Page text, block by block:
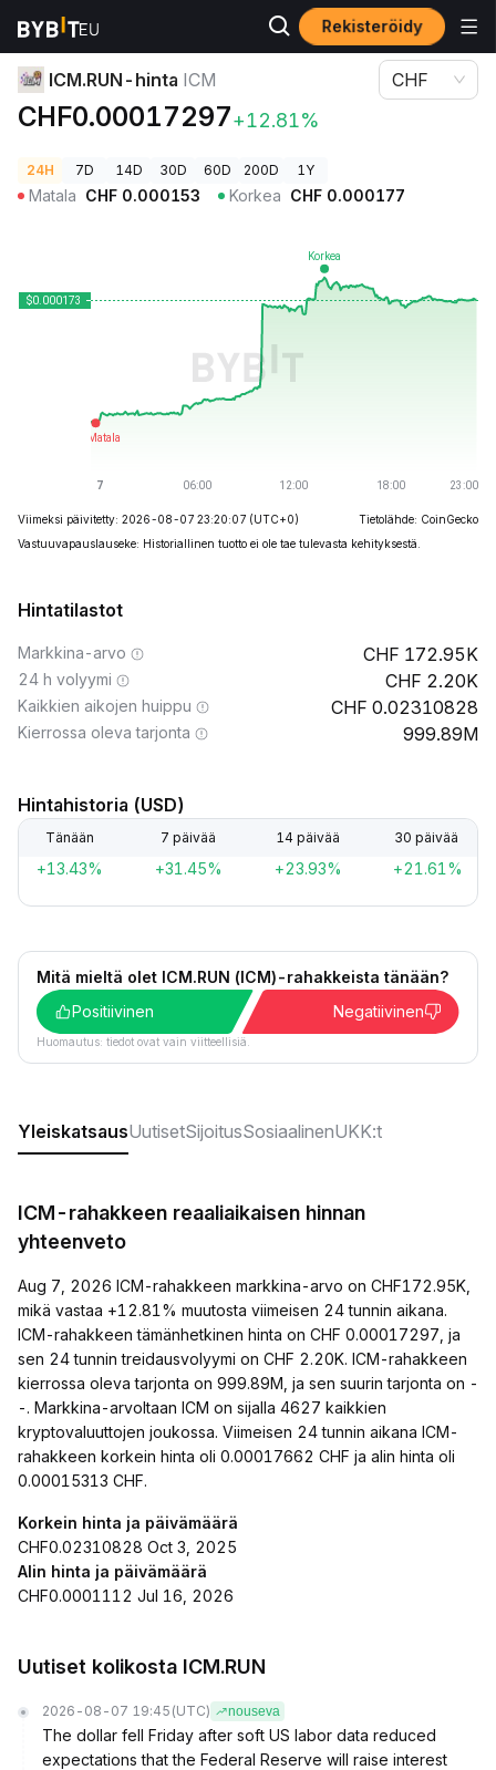
Rekisteröidy
Kryptohinnat
ICM.RUN-hinta ICM
CHF0.00017297+12.81%
CHF
24H 7D 14D 30D 60D 200D 1Y
Matala CHF 0.000153 Korkea CHF 0.000177
Viimeksi päivitetty: 2026-08-07 23:20:07 (UTC+0)
Tietolähde: CoinGecko
Vastuuvapauslauseke: Historiallinen tuotto ei ole tae tulevasta kehityksestä.
Hintatilastot
Markkina-arvo 172.95K
24 h volyymi 2.20K
Kaikkien aikojen huippu 0.02310828
Kierrossa oleva tarjonta 999.89M
Hintahistoria (USD)
Tänään 7 päivää 14 päivää 30 päivää
+13.43% +31.45% +23.93% +21.61%
Mitä mieltä olet ICM.RUN (ICM)-rahakkeista tänään?
Positiivinen
Negatiivinen
Huomautus: tiedot ovat vain viitteellisiä.
YleiskatsausUutisetSijoitusSosiaalinenUKK:t
ICM-rahakkeen reaaliaikaisen hinnan
yhteenveto
Aug 7, 2026 ICM-rahakkeen markkina-arvo on CHF172.95K,
mikä vastaa +12.81% muutosta viimeisen 24 tunnin aikana.
ICM-rahakkeen tämänhetkinen hinta on CHF 0.00017297, ja
sen 24 tunnin treidausvolyymi on CHF 2.20K. ICM-rahakkeen
kierrossa oleva tarjonta on 999.89M, ja sen suurin tarjonta on -
-. Markkina-arvoltaan ICM on sijalla 4627 kaikkien
kryptovaluuttojen joukossa. Viimeisen 24 tunnin aikana ICM-
rahakkeen korkein hinta oli 0.00017662 CHF ja alin hinta oli
0.00015313 CHF.
Korkein hinta ja päivämäärä
CHF0.02310828 Oct 3, 2025
Alin hinta ja päivämäärä
CHF0.0001112 Jul 16, 2026
Uutiset kolikosta ICM.RUN
2026-08-07 19:45 (UTC) nouseva
The dollar fell Friday after soft US labor data reduced
expectations that the Federal Reserve will raise interest